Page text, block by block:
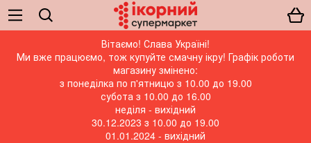
Вітаємо! Слава Україні!
Ми вже працюємо, тож купуйте смачну ікру! Графік роботи
магазину змінено:
з понеділка по п'ятницю з 10.00 до 19.00
субота з 10.00 до 16.00
неділя - вихідний
30.12.2023 з 10.00 до 19.00
01.01.2024 - вихідний